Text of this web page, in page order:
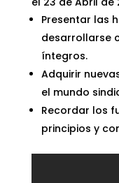
Presentar las
desarrollarse
íntegros.
Adquirir
el mundo
Recordar los
principios y